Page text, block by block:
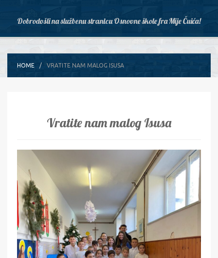
Dobrodošli na službenu stranicu Osnovne škole fra Mije Čuića!
HOME VRATITE NAM MALOG ISUSA
Vratite nam malog Isusa